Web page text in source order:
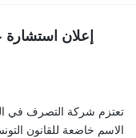
تعتزم شركة التصرف في
الاسم خاضعة للقانون